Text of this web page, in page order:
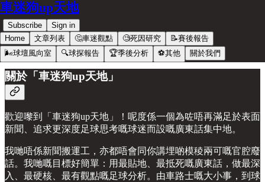
車迷狗up天地
Subscribe
Sign in
Home
文章列表 🤔車迷觀點 🧐死因研究
📝賽後報告
🌬️球壇風向室
🔍球探報告 🏆季後分析 ⚽️其他 關於我們
關於「車迷狗up天地」
歡迎嚟到「車迷狗up天地」！呢度係一個為咗唔再滿足於表面
新聞、追求更深度足球思考嘅球迷而設嘅廣東話集中地。
我哋唔係新聞搬運工，亦都唔會同你講埋啲模稜兩可嘅官腔廢
話。我哋嘅目標好簡單：用最貼地、最抵死嘅廣東話，做最深
入、最硬核、最有觀點嘅足球分析。由車路士嘅大小事，到球